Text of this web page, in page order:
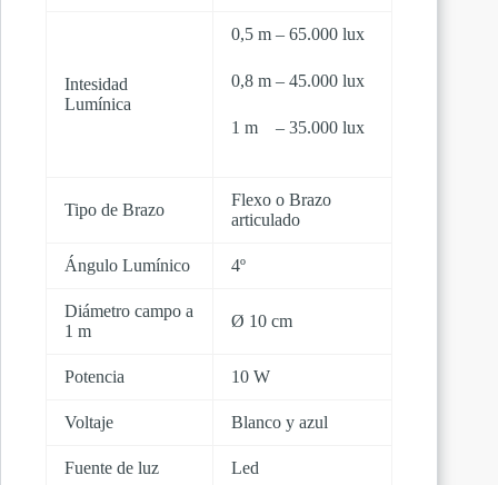
Intesidad
Lumínica
0,5 m – 65.000 lux
0,8 m – 45.000 lux
1 m – 35.000 lux
Tipo de Brazo
Flexo o Brazo
articulado
Ángulo Lumínico 4º
Diámetro campo a
1 m
Ø 10 cm
Potencia 10 W
Voltaje Blanco y azul
Fuente de luz Led